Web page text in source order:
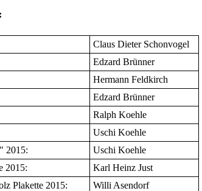
Claus Dieter Schonvogel
Edzard Brünner
Hermann Feldkirch
Edzard Brünner
Ralph Koehle
Uschi Koehle
2015:
Uschi Koehle
2015:
Karl Heinz Just
Plakette 2015:
Willi Asendorf